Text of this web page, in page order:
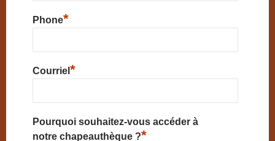
Phone*
Courriel *
Pourquoi souhaitez-vous accéder à
notre chapeauthèque ?*